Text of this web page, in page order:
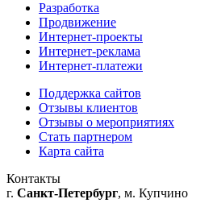
Разработка
Продвижение
Интернет-проекты
Интернет-реклама
Интернет-платежи
Поддержка сайтов
Отзывы клиентов
Отзывы о мероприятиях
Стать партнером
Карта сайта
Контакты
г. Санкт-Петербург, м. Купчино